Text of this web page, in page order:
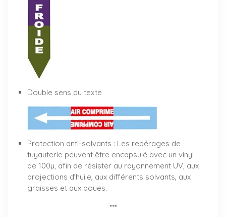
Double sens du texte
Protection anti-solvants : Les repérages de
tuyauterie peuvent être encapsulé avec un vinyl
de 100µ, afin de résister au rayonnement UV, aux
projections d’huile, aux différents solvants, aux
graisses et aux boues.
***